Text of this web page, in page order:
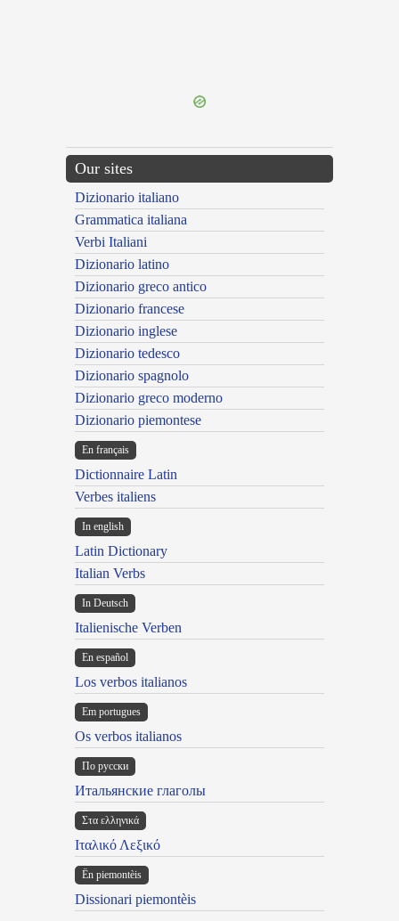
Our sites
Dizionario italiano
Grammatica italiana
Verbi Italiani
Dizionario latino
Dizionario greco antico
Dizionario francese
Dizionario inglese
Dizionario tedesco
Dizionario spagnolo
Dizionario greco moderno
Dizionario piemontese
En français
Dictionnaire Latin
Verbes italiens
In english
Latin Dictionary
Italian Verbs
In Deutsch
Italienische Verben
En español
Los verbos italianos
Em portugues
Os verbos italianos
По русски
Итальянские глаголы
Στα ελληνικά
Ιταλικό Λεξικό
Ën piemontèis
Dissionari piemontèis